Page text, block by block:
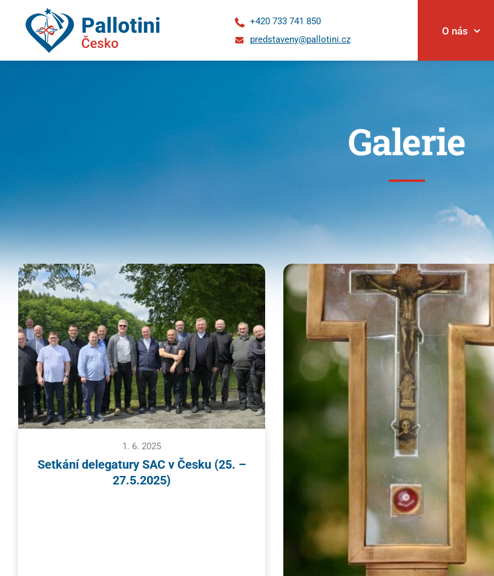
+420 733 741 850
predstaveny@pallotini.cz
+420 733 741 850
predstaveny@pallotini.cz
O nás
Galerie
1. 6. 2025
Setkání delegatury SAC v Česku (25. –
27.5.2025)